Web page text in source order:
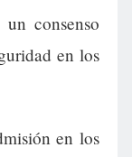
un consenso
en los
en los